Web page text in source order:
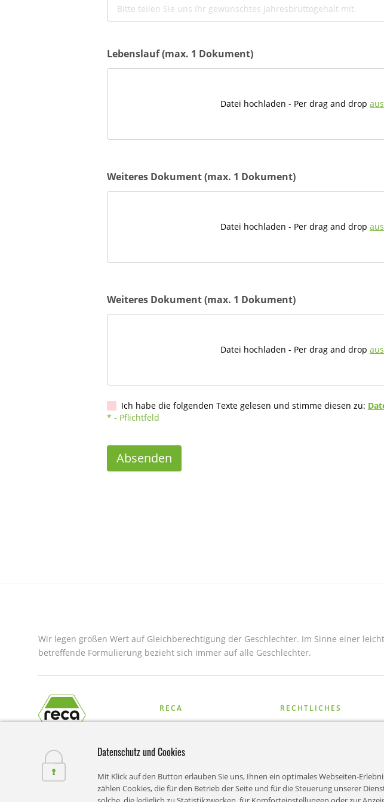
Lebenslauf (max. 1 Dokument)
Datei hochladen - Per drag and drop
Weiteres Dokument (max. 1 Dokument)
Datei hochladen - Per drag and drop
Weiteres Dokument (max. 1 Dokument)
Datei hochladen - Per drag and drop
Ich habe die folgenden Texte gelesen und stimme diesen zu:
* - Pflichtfeld
Absenden
Wir legen großen Wert auf Gleichberechtigung der Geschlechter. Im Sinne einer
betreffende Formulierung bezieht sich immer auf alle Geschlechter.
RECA
Lösungen
RECHTLICHES
Datenschutz
Datenschutz und Cookies
Mit Klick auf den Button erlauben Sie uns, Ihnen ein optimales Webseiten-
zählen Cookies, die für den Betrieb der Seite und für die Steuerung unserer